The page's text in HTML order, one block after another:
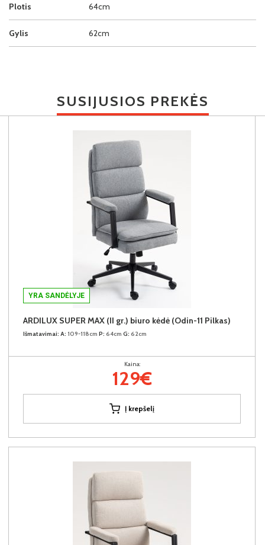
Plotis 64cm
Gylis 62cm
SUSIJUSIOS PREKĖS
YRA SANDĖLYJE
ARDILUX SUPER MAX (II gr.) biuro kėdė (Odin-11 Pilkas)
Išmatavimai: A: 109-118cm P: 64cm G: 62cm
Kaina:
129€
Į krepšelį